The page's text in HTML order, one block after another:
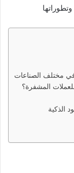
في مختلف الصناعات
المشفرة؟
الذكية